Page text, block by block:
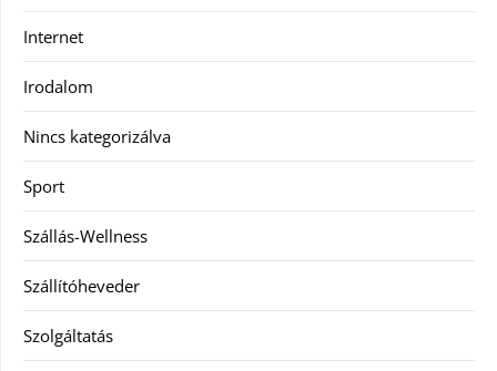
Internet
Irodalom
Nincs kategorizálva
Sport
Szállás-Wellness
Szállítóheveder
Szolgáltatás